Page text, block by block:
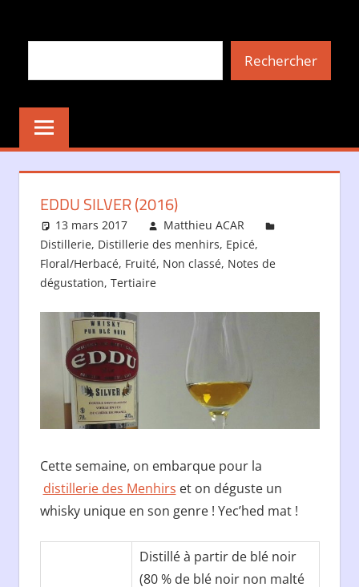
RechercherRechercher
EDDU SILVER (2016)
13 mars 2017
Matthieu ACAR
Distillerie, Distillerie des menhirs, Epicé,
Floral/Herbacé, Fruité, Non classé, Notes de
dégustation, Tertiaire
Cette semaine, on embarque pour la
distillerie des Menhirs et on déguste un
whisky unique en son genre ! Yecʼhed mat !
Distillé à partir de blé noir
(80 % de blé noir non malté